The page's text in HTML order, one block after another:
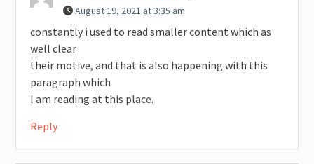
August 19, 2021 at 3:35 am
constantly i used to read smaller content which as
well clear
their motive, and that is also happening with this
paragraph which
I am reading at this place.
Reply